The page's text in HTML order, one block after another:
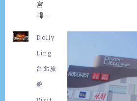
吃
海
的
地
之
宮
韓
體
在
今
Dolly
Ling
台北旅
遊